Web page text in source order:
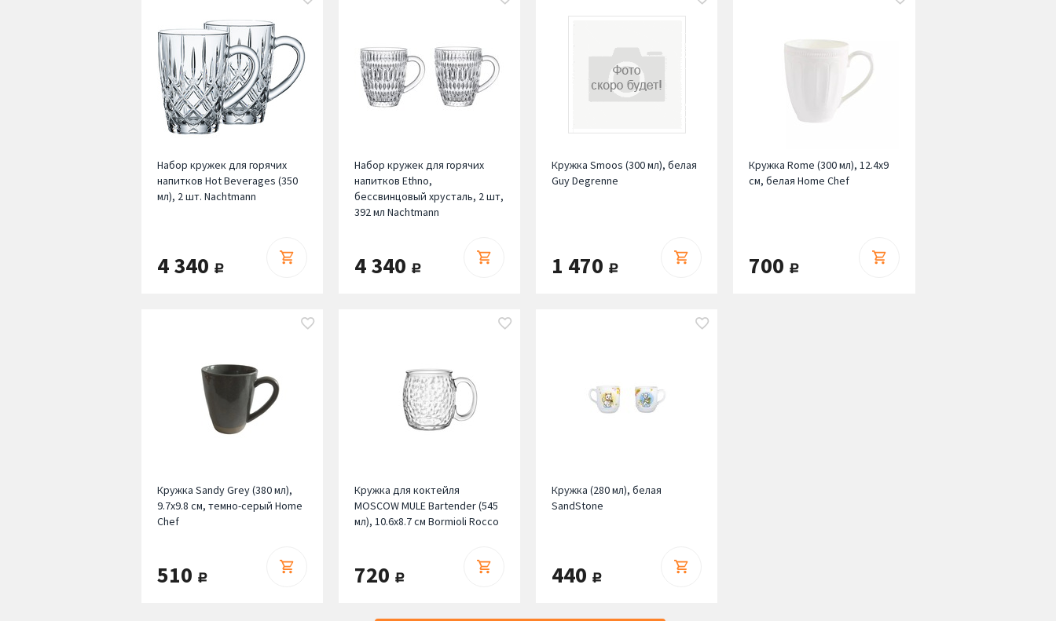
Набор кружек для горячих
напитков Hot Beverages (350
мл), 2 шт. Nachtmann
4 340 руб.
Набор кружек для горячих
напитков Ethno,
бессвинцовый хрусталь, 2 шт,
392 мл Nachtmann
4 340 руб.
Кружка Smoos (300 мл), белая
Guy Degrenne
1 470 руб.
Кружка Rome (300 мл), 12.4х9
см, белая Home Chef
700 руб.
Кружка Sandy Grey (380 мл),
9.7х9.8 см, темно-серый Home
Chef
510 руб.
Кружка для коктейля
MOSCOW MULE Bartender (545
мл), 10.6х8.7 см Bormioli Rocco
720 руб.
Кружка (280 мл), белая
SandStone
440 руб.